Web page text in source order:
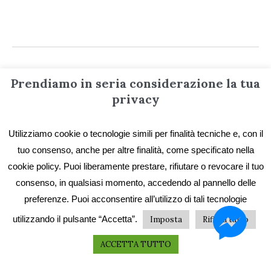
Contatti
Privacy e Cookie
Codice etico
I primi vent’anni
Collane e catalogo storico
Prendiamo in seria considerazione la tua
privacy
Utilizziamo cookie o tecnologie simili per finalità tecniche e, con il
tuo consenso, anche per altre finalità, come specificato nella
cookie policy. Puoi liberamente prestare, rifiutare o revocare il tuo
consenso, in qualsiasi momento, accedendo al pannello delle
preferenze. Puoi acconsentire all’utilizzo di tali tecnologie
utilizzando il pulsante “Accetta”.
Imposta Rifiuta tutto
ACCETTA TUTTO